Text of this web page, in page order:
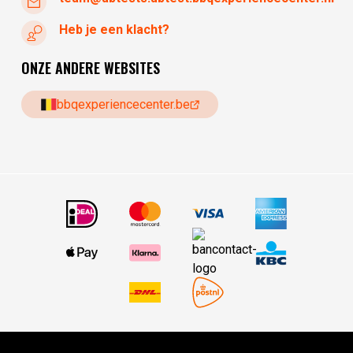
Heb je een klacht?
ONZE ANDERE WEBSITES
bbqexperiencecenter.be